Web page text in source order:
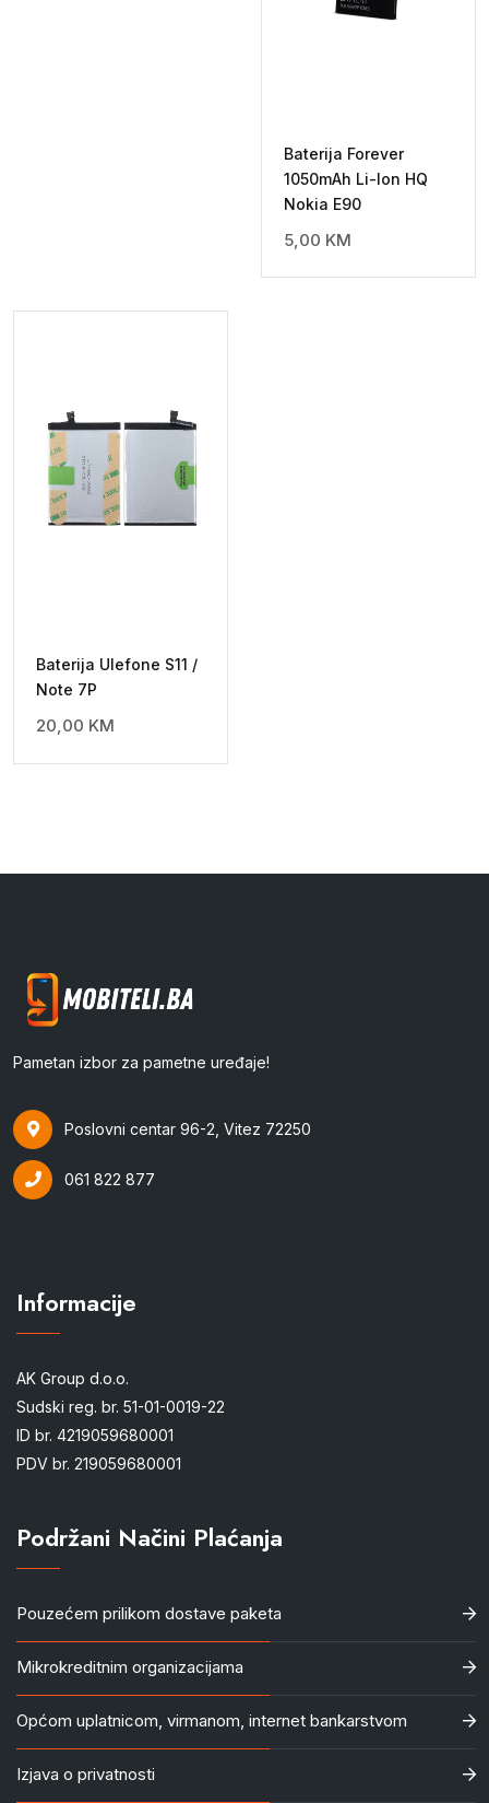
Baterija Forever
1050mAh Li-Ion HQ
Nokia E90
5,00 KM
Baterija Ulefone S11 /
Note 7P
20,00 KM
Pametan izbor za pametne uređaje!
Poslovni centar 96-2, Vitez 72250
061 822 877
Informacije
AK Group d.o.o.
Sudski reg. br. 51-01-0019-22
ID br. 4219059680001
PDV br. 219059680001
Podržani Načini Plaćanja
Pouzećem prilikom dostave paketa
Mikrokreditnim organizacijama
Općom uplatnicom, virmanom, internet bankarstvom
Izjava o privatnosti